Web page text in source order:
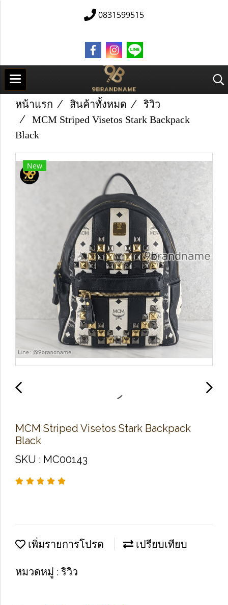
0831599515
หน้าแรก สินค้าทั้งหมด
ริวิว
MCM Striped Visetos Stark Backpack
Black
New
MCM Striped Visetos Stark Backpack
Black
SKU : MC00143
เพิ่มรายการโปรด เปรียบเทียบ
หมวดหมู่ : ริวิว